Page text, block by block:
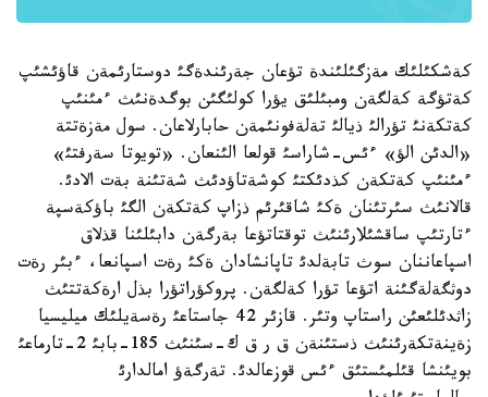
كةشكئلئك مةزگئلئندة تؤعان جةرئندةگئ دوستارئمةن قاؤئشئپ
كةتؤگة كةلگةن ومبئلئق يؤرا كولئگئن بوگدةنئث ءمئنئپ
كةتكةنئ تؤرالئ ذيالئ تةلةفونئمةن حابارلاعان. سول مةزةتتة
«الدئن الؤ» ءئس-شاراسئ قولعا الئنعان. «تويوتا سةرفتئ»
ءمئنئپ كةتكةن كذدئكتئ كوشةتاؤدئث شةتئنة بةت الادئ.
قالانئث سئرتئنان ةكئ شاقئرئم ذزاپ كةتكةن الگئ باؤكةسپة
ءتارتئپ ساقشئلارئنئث توقتاتؤعا بةرگةن دابئلئنا قذلاق
اسپاعاننان سوث تابةلدئ تاپانشادان ةكئ رةت اسپانعا، ءبئر رةت
دوثگةلةگئنة اتؤعا تؤرا كةلگةن. پروكؤراتؤرا بذل ارةكةتتئث
زاثدئلئعئن راستاپ وتئر. قازئر 42 جاستاعئ رةسةيلئك ميليسيا
زةينةتكةرئنئث ذستئنةن ق ر ق ك-سئنئث 185-بابئ 2-تارماعئ
بويئنشا قئلمئستئق ءئس قوزعالدئ. تةرگةؤ امالدارئ